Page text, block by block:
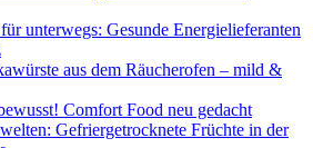
unterwegs: Gesunde Energielieferanten
aus dem Räucherofen – mild &
Comfort Food neu gedacht
Gefriergetrocknete Früchte in der